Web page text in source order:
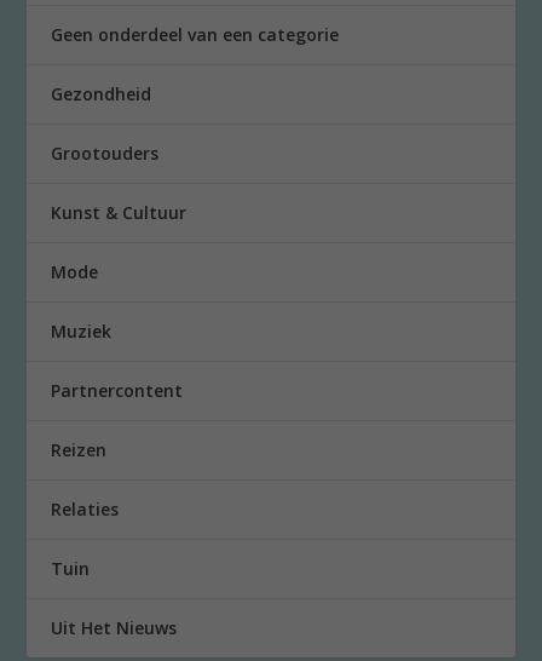
Geen onderdeel van een categorie
Gezondheid
Grootouders
Kunst & Cultuur
Mode
Muziek
Partnercontent
Reizen
Relaties
Tuin
Uit Het Nieuws